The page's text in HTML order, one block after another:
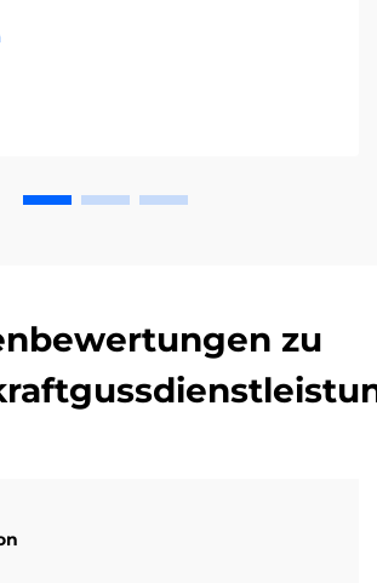
beeinflussen. Senken Sie
Sie die Effizienz – holen Sie sich
zu